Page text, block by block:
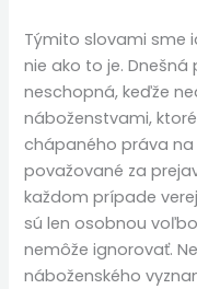
Týmito slovami sme
nie ako to je.
neschopná, keďže
náboženstvami,
chápaného práva
považované za
každom prípade
sú len osobnou
nemôže ignorovať.
náboženského